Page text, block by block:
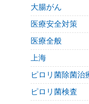
大腸がん
医療安全対策
医療全般
上海
ピロリ菌除菌治
ピロリ菌検査